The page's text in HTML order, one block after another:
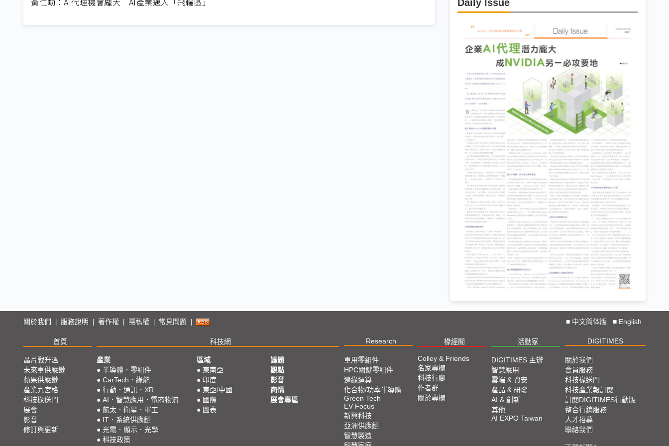
Daily Issue
關於我們 | 服務說明 | 著作權 | 隱私權 | 常見問題 | ■ 中文简体版 ■ English
首頁 科技網 Research 椽經閣 活動家 DIGITIMES
晶片戰升溫
未來車供應鏈
蘋果供應鏈
產業九宮格
科技椽送門
展會
影音
修訂與更新
產業
● 半導體．零組件
● CarTech．綠能
● 行動．通訊．XR
● AI．智慧應用．電商物流
● 航太．衛星．軍工
● IT．系統供應鏈
● 光電．顯示．光學
● 科技政策
區域
● 東南亞
● 印度
● 東亞/中國
● 國際
● 圖表
議題
觀點
影音
商情
展會專區
車用零組件
HPC關鍵零組件
邊緣運算
化合物/功率半導體
Green Tech
EV Focus
新興科技
亞洲供應鏈
智慧製造
Colley & Friends
名家專欄
科技行腳
作者群
關於專欄
DIGITIMES 主辦
智慧應用
雲端 & 資安
產品 & 研發
AI & 創新
其他
AI EXPO Taiwan
關於我們
會員服務
科技椽送門
科技產業報訂閱
訂閱DIGITIMES行動版
整合行銷服務
人才招募
聯絡我們